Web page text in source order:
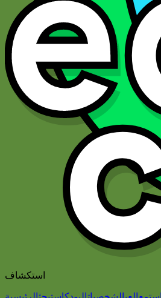
استكشاف